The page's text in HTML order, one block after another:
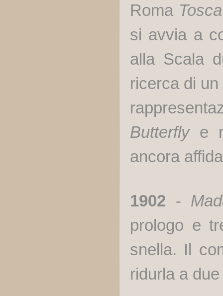
Roma Tosca
si avvia a
alla Scala
ricerca di
Butterfly e
ancora
1902 -
prologo e
snella. Il
ridurla a